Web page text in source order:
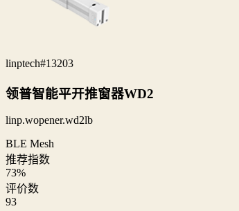
linptech#13203
领普智能平开推窗器WD2
linp.wopener.wd2lb
BLE Mesh
推荐指数
73%
评价数
93